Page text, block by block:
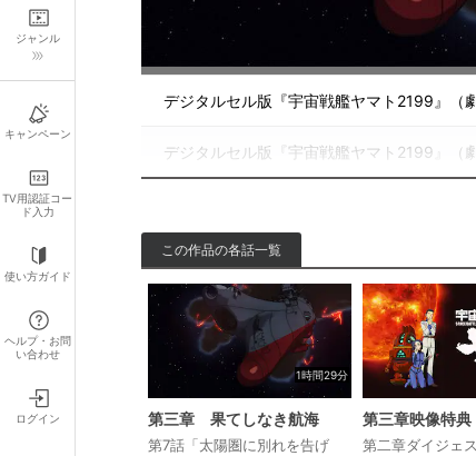
ジャンル
キャンペーン
TV用認証コー
ド入力
使い方ガイド
ヘルプ・お問
い合わせ
ログイン
デジタルセル版『宇宙戦艦ヤマト2199』
デジタルセル版『宇宙戦艦ヤマト2199』
デジタルセル版『宇宙戦艦ヤマト2199』
この作品の各話一覧
1時間29分
第三章 果てしなき航海
第7話「太陽圏に別れを告げ
第二章ダイジェ